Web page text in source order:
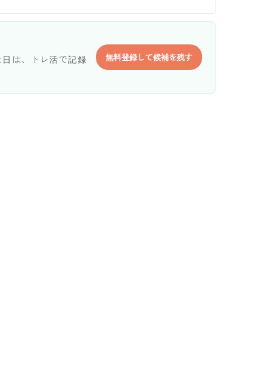
は、トレ活で記録
無料登録して候補を残す